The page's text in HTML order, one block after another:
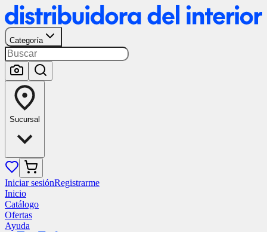
Categoría
Sucursal
Iniciar sesiónRegistrarme
Inicio
Catálogo
Ofertas
Ayuda